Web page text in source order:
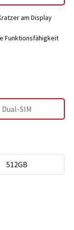
am Display
Funktionsfähigkeit
Dual-SIM
512GB